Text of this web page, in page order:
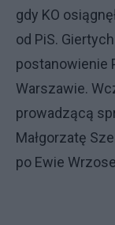
gdy KO
od PiS.
postanowienie
Warszawie.
prowadzącą
Małgorzatę
po Ewie